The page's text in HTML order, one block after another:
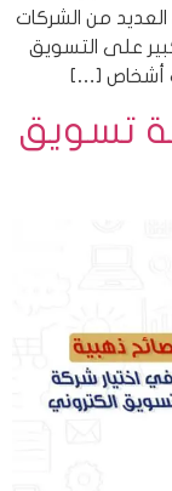
العديد من الشركات
على التسويق
أشخاص […]
تسويق